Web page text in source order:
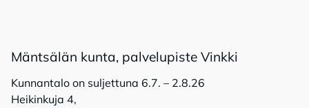
Mänt­sä­län kun­ta, pal­ve­lu­pis­te Vink­ki
Kunnantalo on suljettuna 6.7. – 2.8.26
Heikinkuja 4,